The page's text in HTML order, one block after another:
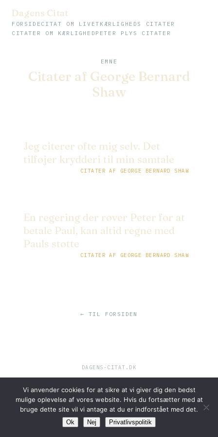
Dagens Citat
FORSIDE CITAT OM LIVET KÆRLIGHEDS CITATER
CITATER OM KÆRLIGHED PETER PLYS CITATER
EMNE
Citater af George Bernard
Shaw
Jeg citerer ofte mig selv. Det
tilføjer krydderi til min samtale
CITATER AF GEORGE BERNARD SHAW
En regering der røver Peter for at
betale Paul, kan altid regne med
Pauls støtte
CITATER AF GEORGE BERNARD SHAW
← TIL FORSIDEN
DAGENS-CITAT.DK
Vi anvender cookies for at sikre at vi giver dig den bedst
mulige oplevelse af vores website. Hvis du fortsætter med at
bruge dette site vil vi antage at du er indforstået med det.
Ok Nej Privatlivspolitik